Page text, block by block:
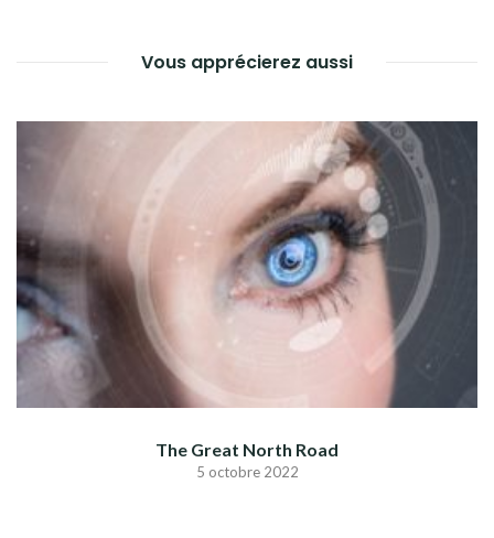
Vous apprécierez aussi
The Great North Road
5 octobre 2022